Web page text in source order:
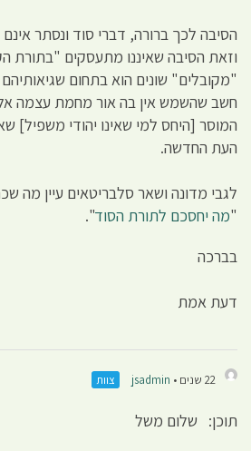
הסיבה לכך ברורה, דברי סוד ונסתר אינם
וזאת הסיבה שאיננו מתעסקים "בתורת
"מקובלים" שונים הוא בתחום
חשב שהשמש אין בה אור מחמת עצמה
המוסר [היחס למי שאינו יהודי משפיל]
העת החדשה.
לגבי מדונה ושאר סלבריטאים עיין מה
"מה יחסכם לתורת הסוד".
בברכה
דעת אמת
22 שנים • jsadmin צוות
תוכן: שלום משל